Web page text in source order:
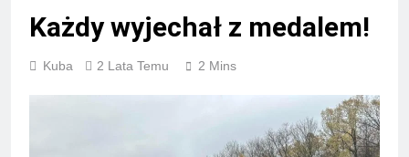
Każdy wyjechał z medalem!
Kuba 2 Lata Temu 2 Mins